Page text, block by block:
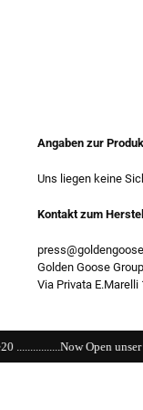
Angaben zur
Uns liegen keine
Kontakt zum
Golden Goose
Via Privata E.Marelli
unser Super---